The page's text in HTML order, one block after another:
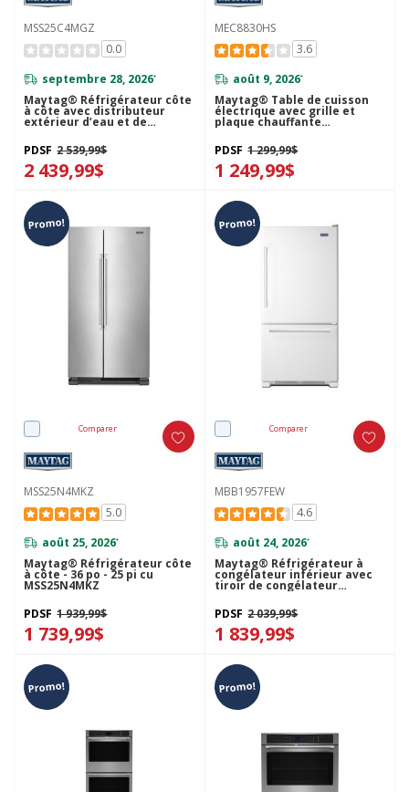
MSS25C4MGZ
0.0
septembre 28, 2026*
Maytag® Réfrigérateur côte
à côte avec distributeur
extérieur d’eau et de
MSS25C4MGZ
PDSF 2 539,99$
2 439,99$
MEC8830HS
3.6
août 9, 2026*
Maytag® Table de cuisson
électrique avec grille et
plaque chauffante
réversibles - 30 po
MEC8830HS
PDSF 1 299,99$
1 249,99$
Promo!
Comparer
MSS25N4MKZ
5.0
août 25, 2026*
Maytag® Réfrigérateur côte
à côte - 36 po - 25 pi cu
MSS25N4MKZ
PDSF 1 939,99$
1 739,99$
Promo!
Comparer
MBB1957FEW
4.6
août 24, 2026*
Maytag® Réfrigérateur à
congélateur inférieur avec
tiroir de congélateur
coulissant -30 pi cu
MBB1957FEW
PDSF 2 039,99$
1 839,99$
Promo! Promo!